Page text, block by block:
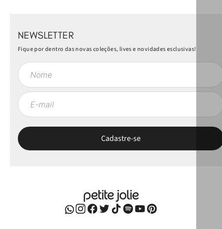
NEWSLETTER
Fique por dentro das novas coleções, lives e novidades esclusivas!